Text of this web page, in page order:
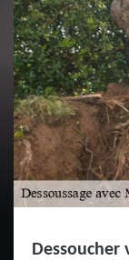
Dessoucher